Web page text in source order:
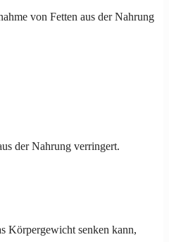
von Fetten aus der Nahrung
der Nahrung verringert.
Körpergewicht senken kann,